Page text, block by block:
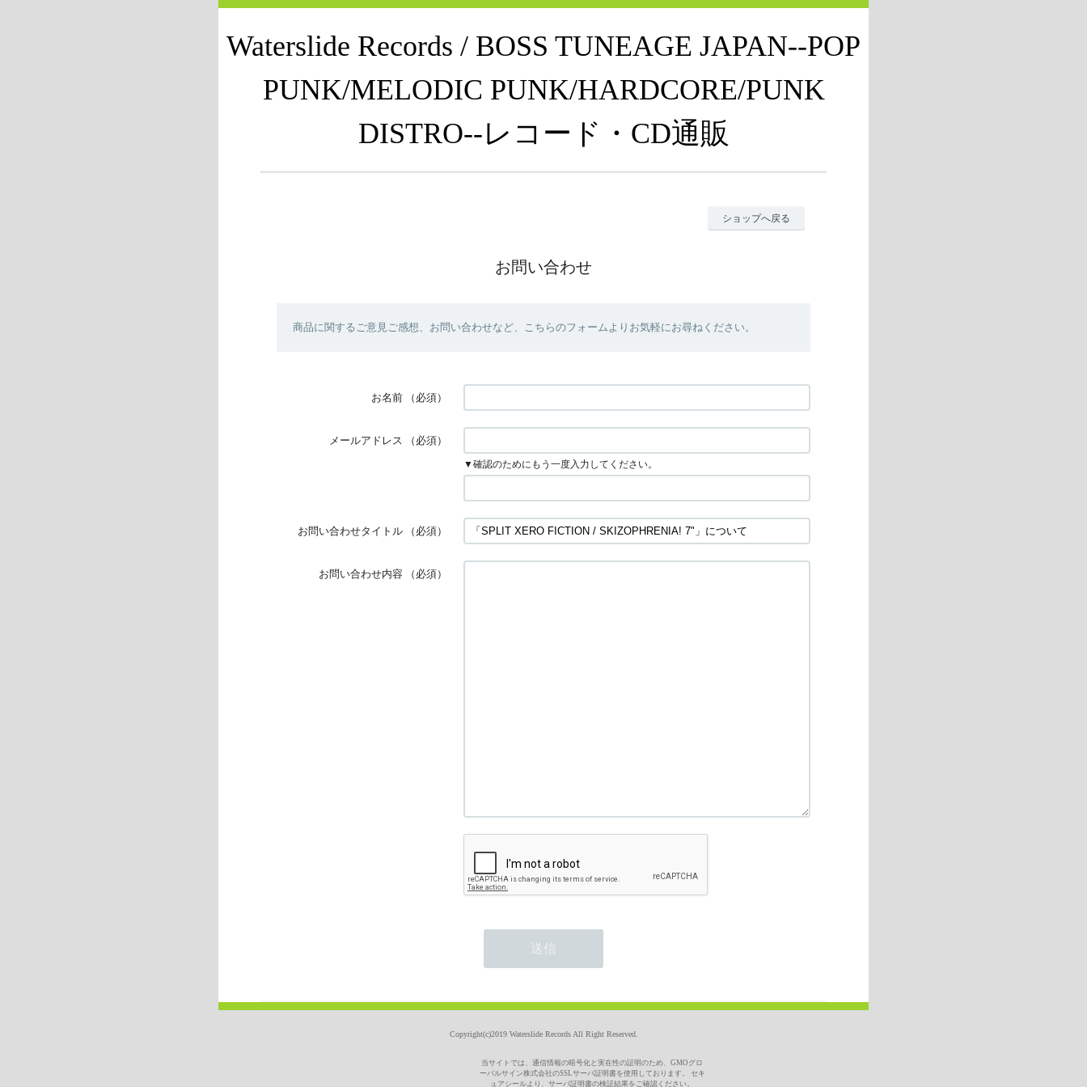
Waterslide Records / BOSS TUNEAGE JAPAN--POP
PUNK/MELODIC PUNK/HARDCORE/PUNK
DISTRO--レコード・CD通販
ショップへ戻る
お問い合わせ
商品に関するご意見ご感想、お問い合わせなど、こちらのフォームよりお気軽にお尋ねください。
お名前 （必須）
メールアドレス （必須）
▼確認のためにもう一度入力してください。
お問い合わせタイトル （必須）
お問い合わせ内容 （必須）
Copyright(c)2019 Waterslide Records All Right Reserved.
当サイトでは、通信情報の暗号化と実在性の証明のため、GMOグロ
ーバルサイン株式会社のSSLサーバ証明書を使用しております。 セキ
ュアシールより、サーバ証明書の検証結果をご確認ください。